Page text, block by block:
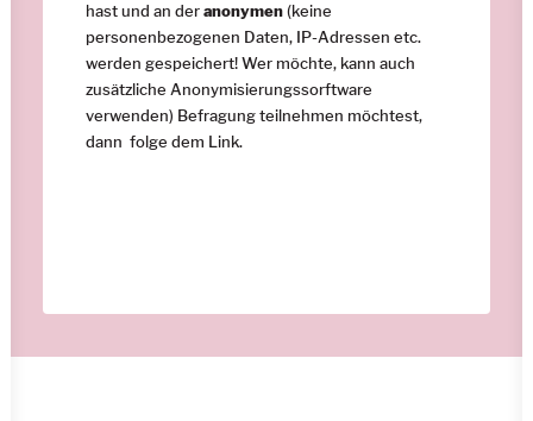
hast und an deranonymen(keine
personenbezogenen Daten, IP-Adressen etc.
werden gespeichert! Wer möchte, kann auch
zusätzliche Anonymisierungssorftware
verwenden) Befragung teilnehmen möchtest,
dann folge dem Link.